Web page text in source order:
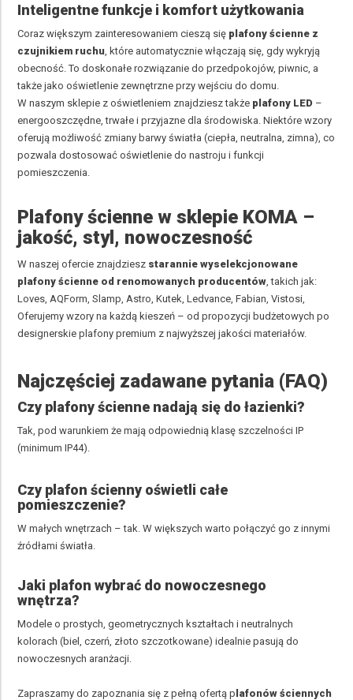
Inteligentne funkcje i komfort użytkowania
Coraz większym zainteresowaniem cieszą się plafony ścienne z
czujnikiem ruchu , które automatycznie włączają się, gdy wykryją
obecność. To doskonałe rozwiązanie do przedpokojów, piwnic, a
także jako oświetlenie zewnętrzne przy wejściu do domu.
W naszym sklepie z oświetleniem znajdziesz także plafony LED –
energooszczędne, trwałe i przyjazne dla środowiska. Niektóre wzory
oferują możliwość zmiany barwy światła (ciepła, neutralna, zimna), co
pozwala dostosować oświetlenie do nastroju i funkcji
pomieszczenia.
Plafony ścienne w sklepie KOMA –
jakość, styl, nowoczesność
W naszej ofercie znajdziesz starannie wyselekcjonowane
plafony ścienne od renomowanych producentów , takich jak:
Loves, AQForm, Slamp, Astro, Kutek, Ledvance, Fabian, Vistosi,
Oferujemy wzory na każdą kieszeń – od propozycji budżetowych po
designerskie plafony premium z najwyższej jakości materiałów.
Najczęściej zadawane pytania (FAQ)
Czy plafony ścienne nadają się do łazienki?
Tak, pod warunkiem że mają odpowiednią klasę szczelności IP
(minimum IP44).
Czy plafon ścienny oświetli całe
pomieszczenie?
W małych wnętrzach – tak. W większych warto połączyć go z innymi
źródłami światła.
Jaki plafon wybrać do nowoczesnego
wnętrza?
Modele o prostych, geometrycznych kształtach i neutralnych
kolorach (biel, czerń, złoto szczotkowane) idealnie pasują do
nowoczesnych aranżacji.
Zapraszamy do zapoznania się z pełną ofertą p lafonów ściennych